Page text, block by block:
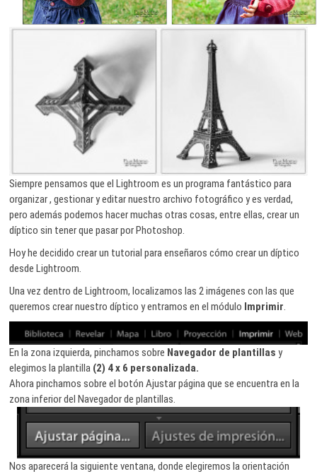
Siempre pensamos que el Lightroom es un programa fantástico para
organizar , gestionar y editar nuestro archivo fotográfico y es verdad,
pero además podemos hacer muchas otras cosas, entre ellas, crear un
díptico sin tener que pasar por Photoshop.
Hoy he decidido crear un tutorial para enseñaros cómo crear un díptico
desde Lightroom.
Una vez dentro de Lightroom, localizamos las 2 imágenes con las que
queremos crear nuestro díptico y entramos en el módulo Imprimir.
En la zona izquierda, pinchamos sobre Navegador de plantillasy
elegimos la plantilla (2) 4 x 6 personalizada.
Ahora pinchamos sobre el botón Ajustar página que se encuentra en la
zona inferior del Navegador de plantillas.
Nos aparecerá la siguiente ventana, donde elegiremos la orientación